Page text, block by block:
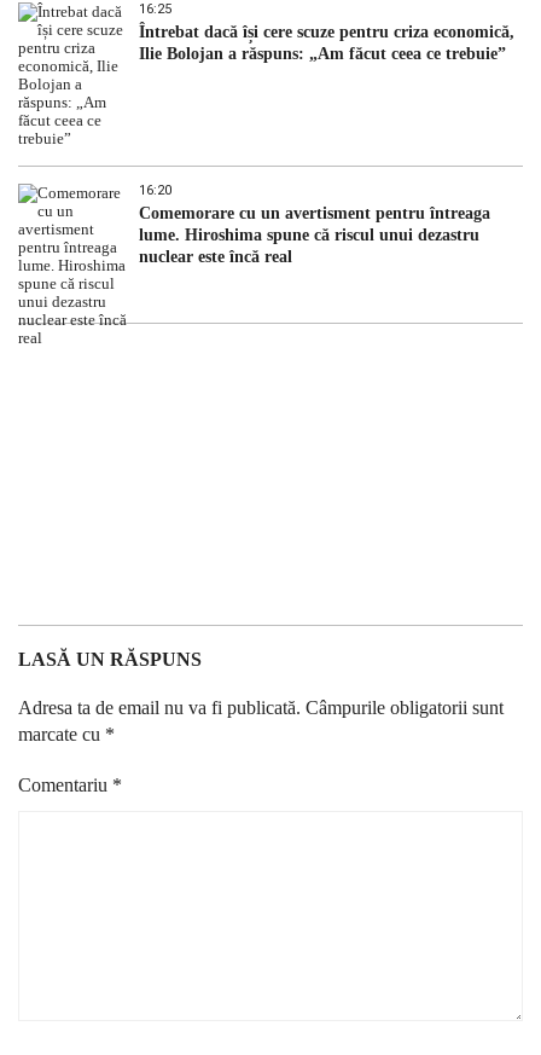
16:25
Întrebat dacă își cere scuze pentru criza economică,
Ilie Bolojan a răspuns: „Am făcut ceea ce trebuie”
16:20
Comemorare cu un avertisment pentru întreaga
lume. Hiroshima spune că riscul unui dezastru
nuclear este încă real
LASĂ UN RĂSPUNS
Adresa ta de email nu va fi publicată. Câmpurile obligatorii sunt
marcate cu *
Comentariu *